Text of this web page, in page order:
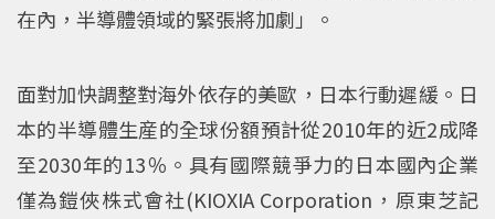
在內，半導體領域的緊張將加劇」。
面對加快調整對海外依存的美歐，日本行動遲緩。日
本的半導體生産的全球份額預計從2010年的近2成降
至2030年的13％。具有國際競爭力的日本國內企業
僅為鎧俠株式會社(KIOXIA Corporation，原東芝記